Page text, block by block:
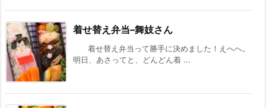
着せ替え弁当–舞妓さん
着せ替え弁当って勝手に決めました！えへへ。
明日、あさってと、どんどん着 ...